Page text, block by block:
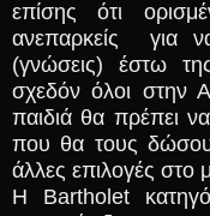
επίσης ότι
ανεπαρκείς για
(γνώσεις) έστω
σχεδόν όλοι στην
παιδιά θα πρέπει
που θα τους
άλλες επιλογές στο
H Bartholet